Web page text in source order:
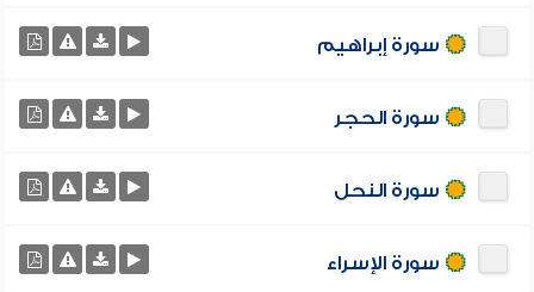
سورة إبراهيم
سورة الحجر
سورة النحل
سورة الإسراء